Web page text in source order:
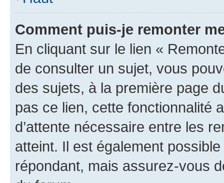
Comment puis-je remonter
En cliquant sur le lien «
de consulter un sujet, vous
des sujets, à la première page
pas ce lien, cette fonctionnalité
d’attente nécessaire entre les
atteint. Il est également
répondant, mais assurez-vous